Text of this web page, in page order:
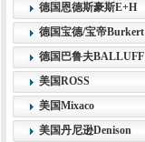
德国恩德斯豪斯E+H
德国宝德/宝帝Burkert
德国巴鲁夫BALLUFF
美国ROSS
美国Mixaco
美国丹尼逊Denison